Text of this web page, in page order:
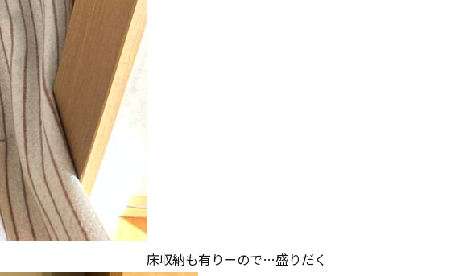
床収納も有りーので…盛りだく